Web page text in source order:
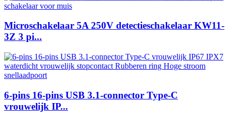
Microschakelaar 5A 250V detectieschakelaar KW11-
3Z 3 pi...
6-pins 16-pins USB 3.1-connector Type-C
vrouwelijk IP...